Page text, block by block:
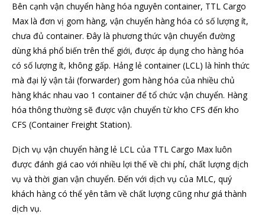
Bên cạnh vận chuyển hàng hóa nguyên container, TTL Cargo
Max là đơn vị gom hàng, vận chuyển hàng hóa có số lượng ít,
chưa đủ container. Đây là phương thức vận chuyển đường
dùng khá phổ biến trên thế giới, được áp dụng cho hàng hóa
có số lượng ít, không gấp. Hảng lẻ container (LCL) là hình thức
mà đại lý vận tải (forwarder) gom hàng hóa của nhiều chủ
hàng khác nhau vao 1 container để tổ chức vận chuyển. Hàng
hóa thông thường sẽ được vận chuyển từ kho CFS đến kho
CFS (Container Freight Station).
Dịch vụ vận chuyển hàng lẻ LCL của TTL Cargo Max luôn
được đánh giá cao với nhiều lợi thế về chi phí, chất lượng dịch
vụ và thời gian vận chuyển. Đến với dịch vụ của MLC, quý
khách hàng có thể yên tâm về chất lượng cũng như giá thành
dịch vụ.